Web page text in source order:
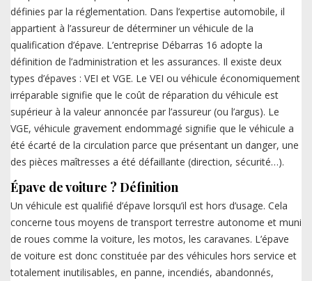
définies par la réglementation. Dans l’expertise automobile, il
appartient à l’assureur de déterminer un véhicule de la
qualification d’épave. L’entreprise Débarras 16 adopte la
définition de l’administration et les assurances. Il existe deux
types d’épaves : VEI et VGE. Le VEI ou véhicule économiquement
irréparable signifie que le coût de réparation du véhicule est
supérieur à la valeur annoncée par l’assureur (ou l’argus). Le
VGE, véhicule gravement endommagé signifie que le véhicule a
été écarté de la circulation parce que présentant un danger, une
des pièces maîtresses a été défaillante (direction, sécurité…).
Épave de voiture ? Définition
Un véhicule est qualifié d’épave lorsqu’il est hors d’usage. Cela
concerne tous moyens de transport terrestre autonome et muni
de roues comme la voiture, les motos, les caravanes. L’épave
de voiture est donc constituée par des véhicules hors service et
totalement inutilisables, en panne, incendiés, abandonnés,